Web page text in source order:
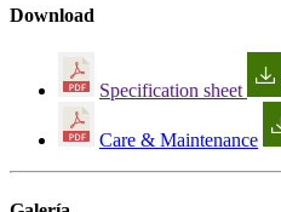
Download
Specification sheet
Care & Maintenance